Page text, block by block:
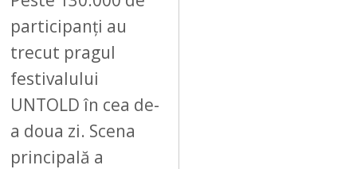
participanți au
trecut pragul
festivalului
UNTOLD în cea de-
a doua zi. Scena
principală a